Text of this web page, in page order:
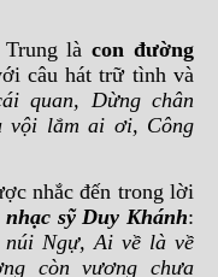
Trung làcon đường
câu hát trữ tình và
quan, Dừng chân
vội lắm ai ơi, Công
nhắc đến trong lời
nhạc sỹ Duy Khánh:
Ngự, Ai về là về
còn vương chưa